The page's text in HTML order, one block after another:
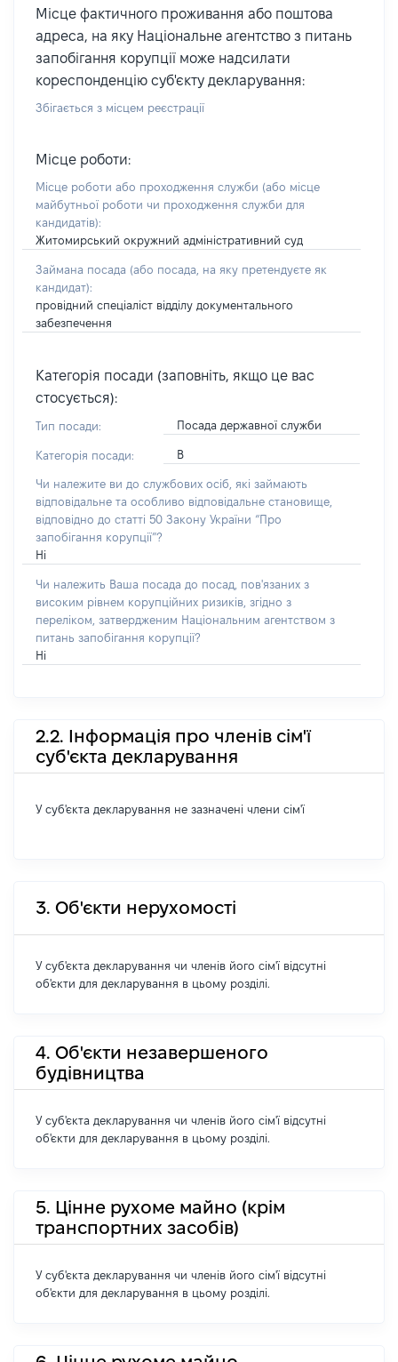
Місце фактичного проживання або поштова
адреса, на яку Національне агентство з питань
запобігання корупції може надсилати
кореспонденцію суб'єкту декларування:
Збігається з місцем реєстрації
Місце роботи:
Місце роботи або проходження служби (або місце
майбутньої роботи чи проходження служби для
кандидатів):
Житомирський окружний адміністративний суд
Займана посада (або посада, на яку претендуєте як
кандидат):
провідний спеціаліст відділу документального
забезпечення
Категорія посади (заповніть, якщо це вас
стосується):
Тип посади: Посада державної служби
Категорія посади: В
Чи належите ви до службових осіб, які займають
відповідальне та особливо відповідальне становище,
відповідно до статті 50 Закону України “Про
запобігання корупції”?
Ні
Чи належить Ваша посада до посад, пов'язаних з
високим рівнем корупційних ризиків, згідно з
переліком, затвердженим Національним агентством з
питань запобігання корупції?
Ні
2.2. Інформація про членів сім'ї
суб'єкта декларування
У суб'єкта декларування не зазначені члени сім'ї
3. Об'єкти нерухомості
У суб'єкта декларування чи членів його сім'ї відсутні
об'єкти для декларування в цьому розділі.
4. Об'єкти незавершеного
будівництва
У суб'єкта декларування чи членів його сім'ї відсутні
об'єкти для декларування в цьому розділі.
5. Цінне рухоме майно (крім
транспортних засобів)
У суб'єкта декларування чи членів його сім'ї відсутні
об'єкти для декларування в цьому розділі.